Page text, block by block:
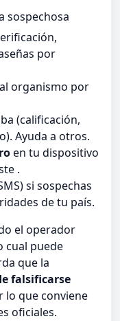
sospechosa
por
organismo por
(calificación,
Ayuda a otros.
en tu dispositivo
.
si sospechas
de tu país.
el operador
cual puede
que la
falsificarse
lo que conviene
oficiales.